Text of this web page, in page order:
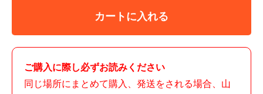
カートに入れる
ご購入に際し必ずお読みください
同じ場所にまとめて購入、発送をされる場合、山